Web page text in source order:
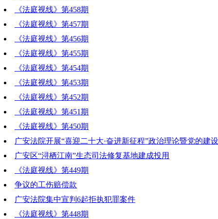
《法庭视线》第458期
《法庭视线》第457期
《法庭视线》第456期
《法庭视线》第455期
《法庭视线》第454期
《法庭视线》第453期
《法庭视线》第452期
《法庭视线》第451期
《法庭视线》第450期
广安法院开展“喜迎二十大·奋进新征程”政治理论暨党的建
广安区“浔栖江南”生态司法修复基地建成投用
《法庭视线》第449期
争议的工伤赔偿款
广安法院集中宣判6起拒执犯罪案件
《法庭视线》第448期